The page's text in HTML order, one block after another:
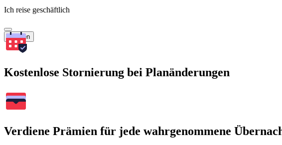
Ich reise geschäftlich
Suchen
Kostenlose Stornierung bei Planänderungen
Verdiene Prämien für jede wahrgenommene